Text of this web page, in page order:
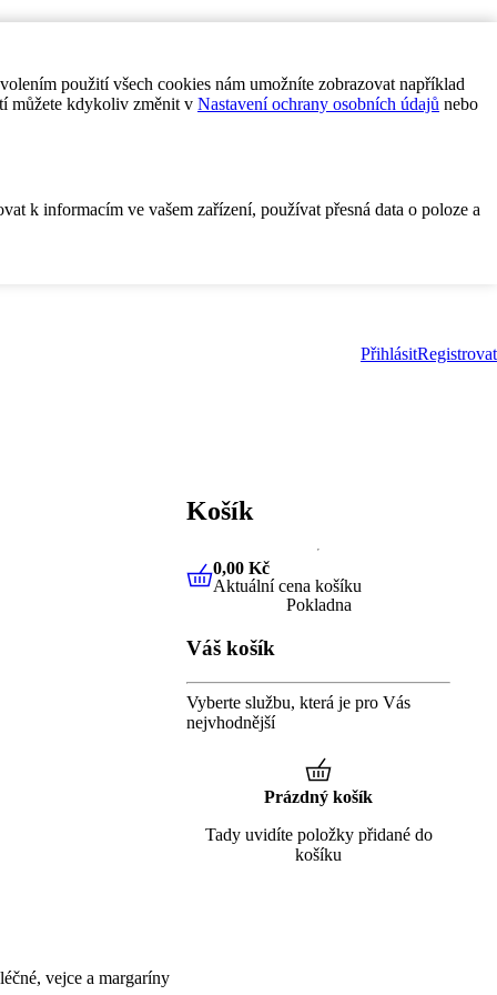
použití všech cookies nám umožníte zobrazovat například
můžete kdykoliv změnit v Nastavení ochrany osobních údajů nebo
k informacím ve vašem zařízení, používat přesná data o poloze a
PřihlásitRegistrovat
vejce a margaríny
Košík
0,00 KčAktuální cena košíku
0,00 Kč
Aktuální cena košíku
Pokladna
Váš košík
Vyberte službu, která je pro Vás
nejvhodnější
Prázdný košík
Tady uvidíte položky přidané do
košíku